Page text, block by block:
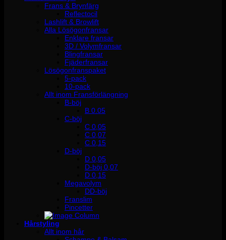
Frans & Brynfärg
Reflectocil
Lashlift & Browlift
Alla Lösögonfransar
Enklare fransar
3D / Volymfransar
Blingfransar
Fjäderfransar
Lösögonfranspaket
5-pack
10-pack
Allt inom Fransförlängning
B-böj
B 0.05
C-böj
C 0,05
C 0,07
C 0,15
D-böj
D 0,05
D-böj 0,07
D 0,15
Megavolym
DD-böj
Franslim
Pincetter
Hårstyling
Allt inom hår